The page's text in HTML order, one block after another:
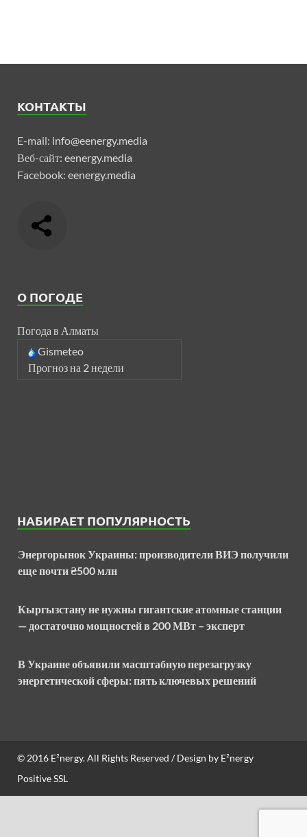
КОНТАКТЫ
E-mail: info@eenergy.media
Веб-сайт: eenergy.media
Facebook: eenergy.media
О ПОГОДЕ
Погода в Алматы
Gismeteo
Прогноз на 2 недели
НАБИРАЕТ ПОПУЛЯРНОСТЬ
Энергорынок Украины: производители ВИЭ получили
еще почти ₴500 млн
Кыргызстану не нужны гигантские атомные станции
— достаточно мощностей в 200 МВт – эксперт
В Украине объявили масштабную перезагрузку
энергетической сферы: пять ключевых решений
© 2016 E²nergy. All Rights Reserved / Design by E²nergy
Positive SSL